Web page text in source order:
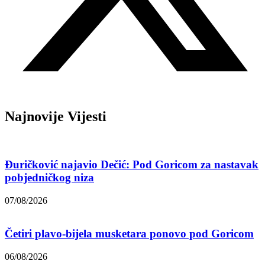
Najnovije Vijesti
Đuričković najavio Dečić: Pod Goricom za nastavak
pobjedničkog niza
07/08/2026
Četiri plavo-bijela musketara ponovo pod Goricom
06/08/2026